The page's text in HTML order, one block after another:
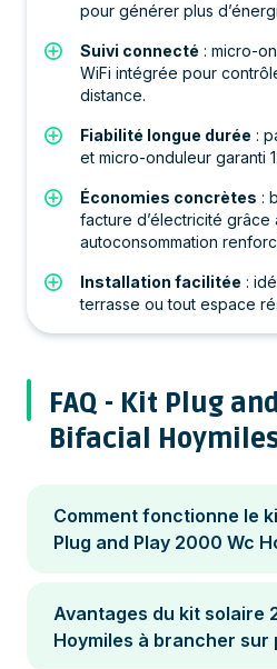
pour générer plus
Suivi connecté : micro-
WiFi intégrée pour
distance.
Fiabilité longue durée :
et micro-onduleur garanti
Économies concrètes :
facture d’électricité grâce
autoconsommation
Installation facilitée :
terrasse ou tout espace
FAQ - Kit Plug
Bifacial
Comment fonctionne le
Plug and Play 2000 Wc
Avantages du kit solaire
Hoymiles à brancher sur